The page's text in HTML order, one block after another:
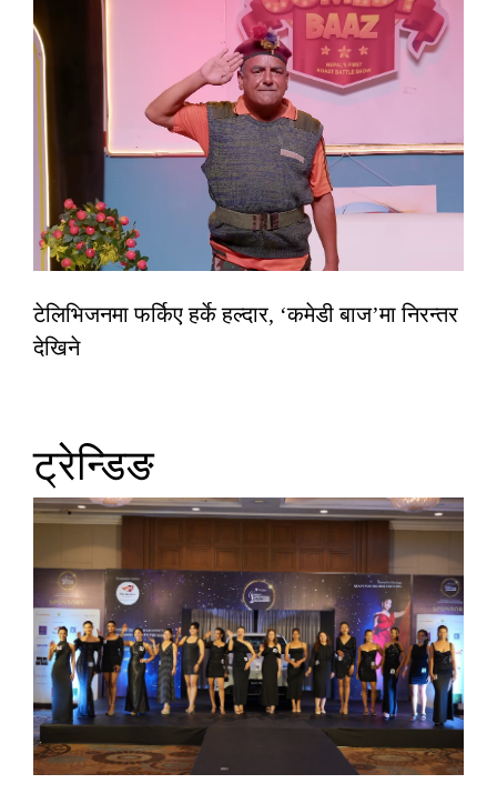
टेलिभिजनमा फर्किए हर्के हल्दार, ‘कमेडी बाज’मा निरन्तर
देखिने
ट्रेन्डिङ